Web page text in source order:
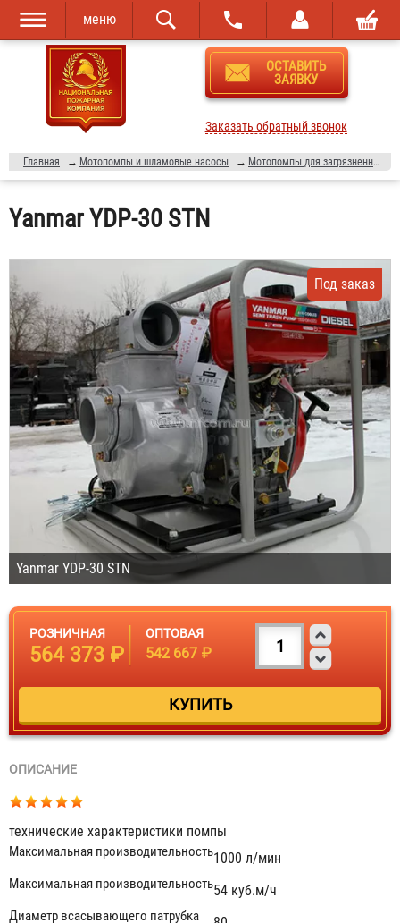
Перейти к
основному
содержанию
Skip to
navigation
меню
ОСТАВИТЬ
ЗАЯВКУ
Заказать обратный звонок
Главная → Мотопомпы и шламовые насосы → Мотопомпы для загрязненной воды
Yanmar YDP-30 STN
Yanmar YDP-30 STN
Под заказ
РОЗНИЧНАЯ
564 373 ₽
ОПТОВАЯ
542 667 ₽
ОПИСАНИЕ
технические характеристики помпы
Максимальная производительность1000 л/мин
Максимальная производительность54 куб.м/ч
Диаметр всасывающего патрубка